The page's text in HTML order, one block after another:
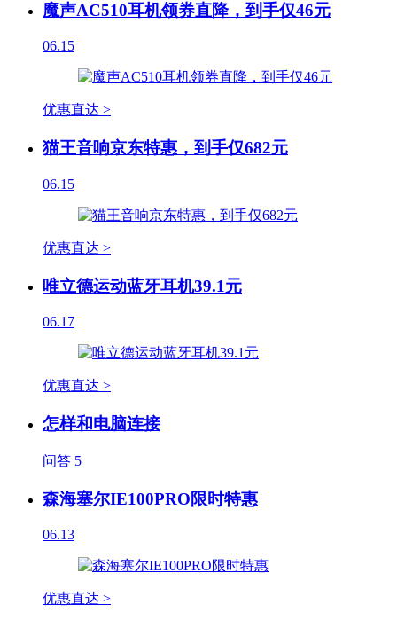
魔声AC510耳机领券直降，到手仅46元
06.15
优惠直达 >
猫王音响京东特惠，到手仅682元
06.15
优惠直达 >
唯立德运动蓝牙耳机39.1元
06.17
优惠直达 >
怎样和电脑连接
问答 5
森海塞尔IE100PRO限时特惠
06.13
优惠直达 >